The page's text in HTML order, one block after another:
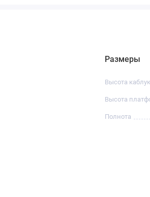
Размеры
Высота
Высота
Полнота